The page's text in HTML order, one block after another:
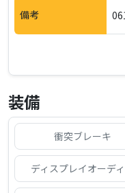
備考
装備
衝突ブレーキ
ディスプレイオーデ